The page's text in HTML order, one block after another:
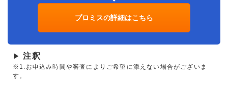
プロミスの詳細はこちら
▶ 注釈
※1.お申込み時間や審査によりご希望に添えない場合がございま
す。